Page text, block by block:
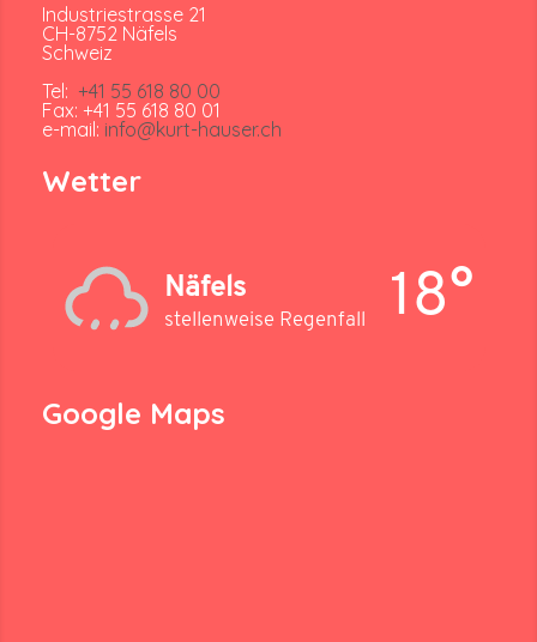
Industriestrasse 21
CH-8752 Näfels
Schweiz
Tel: +41 55 618 80 00
Fax: +41 55 618 80 01
e-mail: info@kurt-hauser.ch
Wetter
Näfels
stellenweise Regenfall 18°
Google Maps